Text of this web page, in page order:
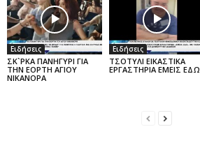
Ειδήσεις
ΣΚ`ΡΚΑ ΠΑΝΗΓΥΡΙ ΓΙΑ
ΤΗΝ ΕΟΡΤΗ ΑΓΙΟΥ
ΝΙΚΑΝΟΡΑ
Ειδήσεις
ΤΣΟΤΥΛΙ ΕΙΚΑΣΤΙΚΑ
ΕΡΓΑΣΤΗΡΙΑ ΕΜΕΙΣ ΕΔΩ